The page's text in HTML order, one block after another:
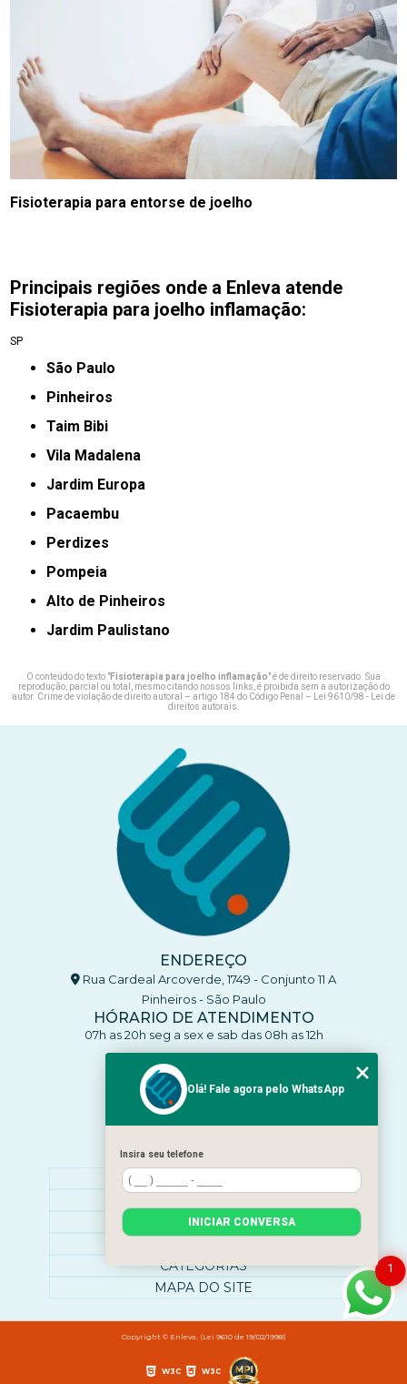
Fisioterapia para entorse de joelho
Principais regiões onde a Enleva atende
Fisioterapia para joelho inflamação:
SP
São Paulo
Pinheiros
taim Bibi
Vila Madalena
jardim Europa
Pacaembu
Perdizes
Pompeia
Alto de Pinheiros
Jardim Paulistano
O conteúdo do texto "Fisioterapia para joelho inflamação" é de direito reservado. Sua
reprodução, parcial ou total, mesmo citando nossos links, é proibida sem a autorização do
autor. Crime de violação de direito autoral – artigo 184 do Código Penal –
Lei 9610/98 - Lei de
direitos autorais
ENDEREÇO
Rua Cardeal Arcoverde, 1749 - Conjunto 11 A
Pinheiros - São Paulo
HÓRARIO DE ATENDIMENTO
07h as 20h seg a sex e sab das 08h as 12h
CONTATO
(11) 93770-4137
(11) 93770-4137
clinicaenleva5@gmail.com
MENU
HOME
O QUE ATENDEMOS
CATEGORIAS
MAPA DO SITE
Copyright © Enleva. (Lei 9610 de 19/02/1998)
W3C W3C
1
Olá! Fale agora pelo WhatsApp
Insira seu telefone
INICIAR CONVERSA